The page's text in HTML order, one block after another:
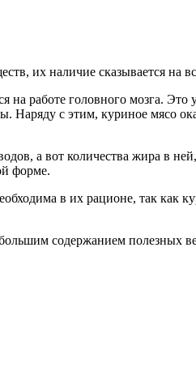
их наличие сказывается на
работе головного мозга. Это
с этим, куриное мясо
а вот количества жира в
форме.
в их рационе, так как
содержанием полезных